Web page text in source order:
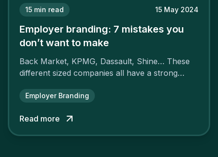
15 min read 15 May 2024
Employer branding: 7 mistakes you
don’t want to make
Back Market, KPMG, Dassault, Shine… These
different sized companies all have a strong
attractiveness and loyalty and makes their
Employer Branding
Read more